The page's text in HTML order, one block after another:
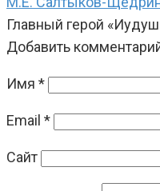
Главный герой
Добавить
Имя *
Email *
Сайт